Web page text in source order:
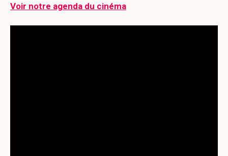
Voir notre agenda du cinéma